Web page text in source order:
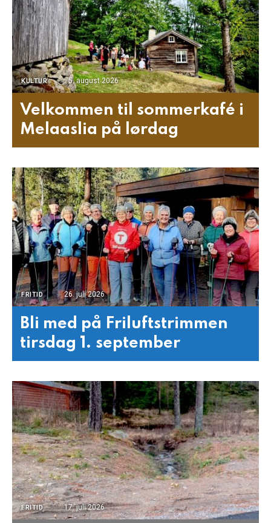
KULTUR 5. august 2026
Velkommen til sommerkafé i
Melaaslia på lørdag
FRITID 26. juli 2026
Bli med på Friluftstrimmen
tirsdag 1. september
FRITID 17. juli 2026